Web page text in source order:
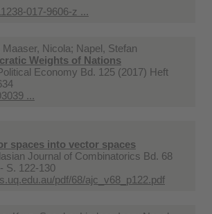
017-9606-z ...
Nicola; Napel, Stefan
Weights of Nations
Economy Bd. 125 (2017) Heft
...
spaces into vector spaces
Journal of Combinatorics Bd. 68
S. 122-130
pdf/68/ajc_v68_p122.pdf